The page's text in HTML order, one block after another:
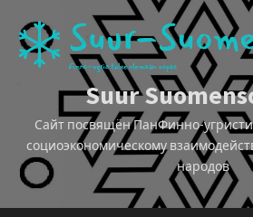
Suur
Сайт посвящён ПанФинно-
социоэкономическому
народов